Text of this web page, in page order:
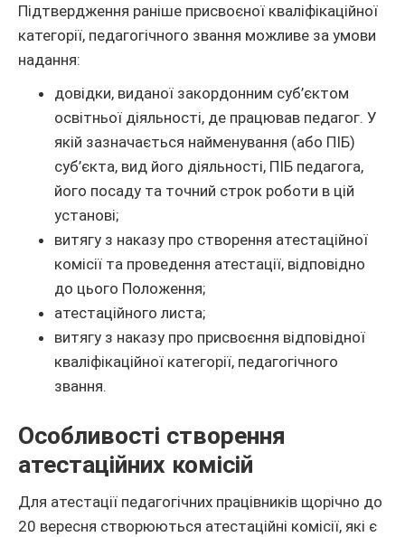
Підтвердження раніше присвоєної кваліфікаційної
категорії, педагогічного звання можливе за умови
надання:
довідки, виданої закордонним суб’єктом
освітньої діяльності, де працював педагог. У
якій зазначається найменування (або ПІБ)
суб’єкта, вид його діяльності, ПІБ педагога,
його посаду та точний строк роботи в цій
установі;
витягу з наказу про створення атестаційної
комісії та проведення атестації, відповідно
до цього Положення;
атестаційного листа;
витягу з наказу про присвоєння відповідної
кваліфікаційної категорії, педагогічного
звання.
Особливості створення
атестаційних комісій
Для атестації педагогічних працівників щорічно до
20 вересня створюються атестаційні комісії, які є